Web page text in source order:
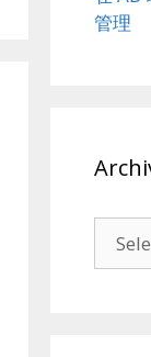
管理